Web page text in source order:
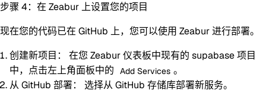
步骤 4：在 Zeabur 上设置您的项目
现在您的代码已在 GitHub 上，您可以使用 Zeabur 进行部署。
创建新项目：
在您 Zeabur 仪表板中现有的 supabase 项目
中，点击左上角面板中的
Add Services 。
从 GitHub 部署：
选择从 GitHub 存储库部署新服务。